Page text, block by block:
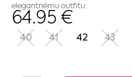
elegantnému outfitu.
64.95 €
40 41 42 43